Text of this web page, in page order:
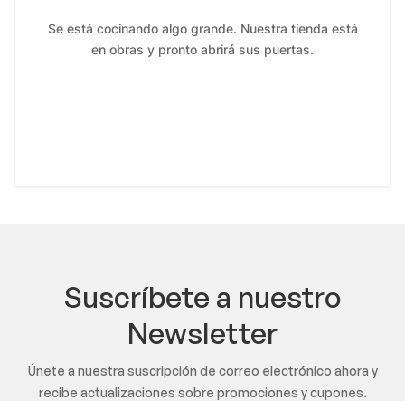
Se está cocinando algo grande. Nuestra tienda está
en obras y pronto abrirá sus puertas.
Suscríbete a nuestro
Newsletter
Únete a nuestra suscripción de correo electrónico ahora y
recibe actualizaciones sobre promociones y cupones.